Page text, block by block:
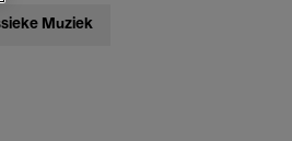
Muziek